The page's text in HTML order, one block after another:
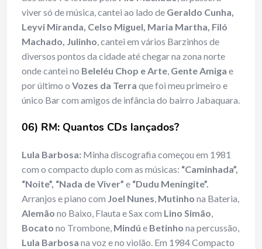
viver só de música, cantei ao lado de Geraldo Cunha,
Leyvi Miranda, Celso Miguel, Maria Martha, Filó
Machado, Julinho, cantei em vários Barzinhos de
diversos pontos da cidade até chegar na zona norte
onde cantei no Beleléu Chop e Arte, Gente Amiga e
por último o Vozes da Terra que foi meu primeiro e
único Bar com amigos de infância do bairro Jabaquara.
06) RM: Quantos CDs lançados?
Lula Barbosa: Minha discografia começou em 1981
com o compacto duplo com as músicas: “Caminhada”,
“Noite”, “Nada de Viver” e “Dudu Meningite”.
Arranjos e piano com Joel Nunes, Mutinho na Bateria,
Alemão no Baixo, Flauta e Sax com Lino Simão,
Bocato no Trombone, Mindú e Betinho na percussão,
Lula Barbosa na voz e no violão. Em 1984 Compacto